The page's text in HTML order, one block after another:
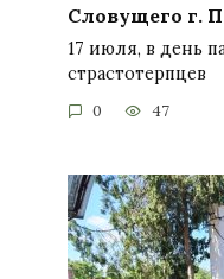
Словущего г.
17 июля, в день
страстотерпцев
0 47